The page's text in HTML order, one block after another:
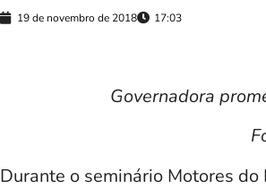
19 de novembro de 2018 17:03
Governadora
Durante o seminário Motores